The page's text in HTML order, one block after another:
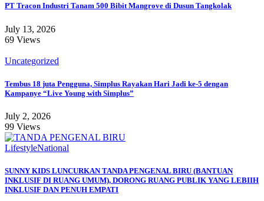
PT Tracon Industri Tanam 500 Bibit Mangrove di Dusun Tangkolak
July 13, 2026
69 Views
Uncategorized
Tembus 18 juta Pengguna, Simplus Rayakan Hari Jadi ke-5 dengan
Kampanye “Live Young with Simplus”
July 2, 2026
99 Views
LifestyleNational
SUNNY KIDS LUNCURKAN TANDA PENGENAL BIRU (BANTUAN
INKLUSIF DI RUANG UMUM), DORONG RUANG PUBLIK YANG LEBIIH
INKLUSIF DAN PENUH EMPATI